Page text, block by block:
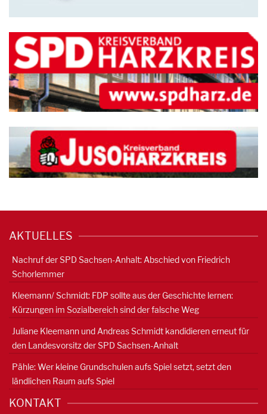
AKTUELLES
Nachruf der SPD Sachsen-Anhalt: Abschied von Friedrich
Schorlemmer
Kleemann/ Schmidt: FDP sollte aus der Geschichte lernen:
Kürzungen im Sozialbereich sind der falsche Weg
Juliane Kleemann und Andreas Schmidt kandidieren erneut für
den Landesvorsitz der SPD Sachsen-Anhalt
Pähle: Wer kleine Grundschulen aufs Spiel setzt, setzt den
ländlichen Raum aufs Spiel
KONTAKT